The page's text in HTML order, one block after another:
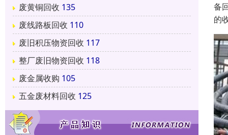
废黄铜回收 135
废线路板回收 110
废旧积压物资回收 117
整厂废旧物资回收 118
废金属收购 105
五金废材料回收 125
备
的